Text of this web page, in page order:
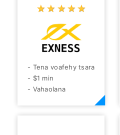
☆ ☆ ☆ ☆ ☆
★ ★ ★ ★ ★
- Tena voafehy tsara
- $1 min
- Vahaolana